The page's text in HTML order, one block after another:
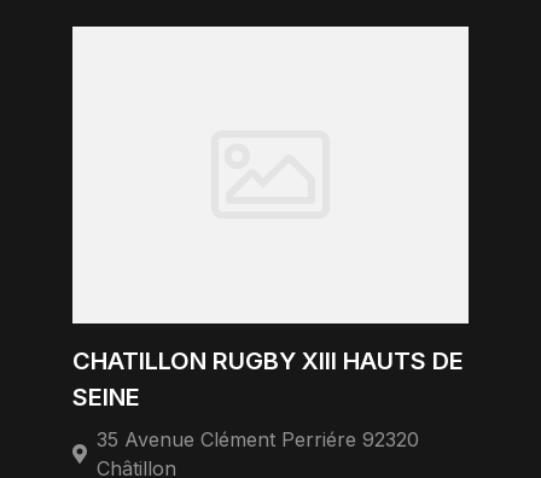
CHATILLON RUGBY XIII HAUTS DE
SEINE
35 Avenue Clément Perriére 92320
Châtillon